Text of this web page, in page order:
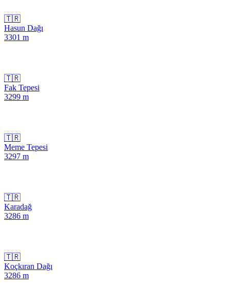
🇹🇷
Hasun Dağı
3301 m
🇹🇷
Fak Tepesi
3299 m
🇹🇷
Meme Tepesi
3297 m
🇹🇷
Karadağ
3286 m
🇹🇷
Koçkıran Dağı
3286 m